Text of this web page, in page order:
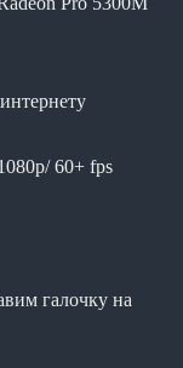
60+ fps
галочку на